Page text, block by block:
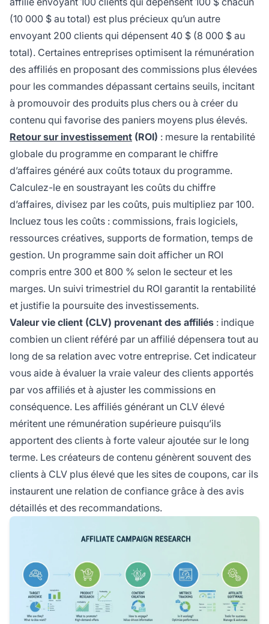
(10 000 $ au total) est plus précieux qu’un autre
envoyant 200 clients qui dépensent 40 $ (8 000 $ au
total). Certaines entreprises optimisent la rémunération
des affiliés en proposant des commissions plus élevées
pour les commandes dépassant certains seuils, incitant
à promouvoir des produits plus chers ou à créer du
contenu qui favorise des paniers moyens plus élevés.
Retour sur investissement (ROI) : mesure la rentabilité
globale du programme en comparant le chiffre
d’affaires généré aux coûts totaux du programme.
Calculez-le en soustrayant les coûts du chiffre
d’affaires, divisez par les coûts, puis multipliez par 100.
Incluez tous les coûts : commissions, frais logiciels,
ressources créatives, supports de formation, temps de
gestion. Un programme sain doit afficher un ROI
compris entre 300 et 800 % selon le secteur et les
marges. Un suivi trimestriel du ROI garantit la rentabilité
et justifie la poursuite des investissements.
Valeur vie client (CLV) provenant des affiliés : indique
combien un client référé par un affilié dépensera tout au
long de sa relation avec votre entreprise. Cet indicateur
vous aide à évaluer la vraie valeur des clients apportés
par vos affiliés et à ajuster les commissions en
conséquence. Les affiliés générant un CLV élevé
méritent une rémunération supérieure puisqu’ils
apportent des clients à forte valeur ajoutée sur le long
terme. Les créateurs de contenu génèrent souvent des
clients à CLV plus élevé que les sites de coupons, car ils
instaurent une relation de confiance grâce à des avis
détaillés et des recommandations.